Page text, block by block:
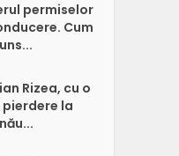
permiselor
Cum
Rizea, cu o
pierdere la